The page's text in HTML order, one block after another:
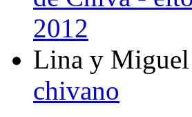
2012
Lina y Miguel
chivano